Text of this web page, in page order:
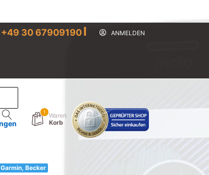
30 67909190I ANMELDEN
1
Waren
Korb
Becker